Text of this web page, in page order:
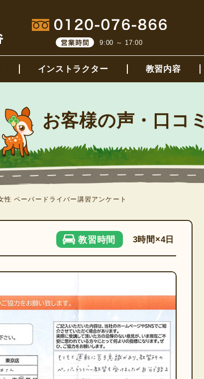
9:00 ～ 17:00
インストラクター 教習内容
お客様の声・口コミ
性 ペーパードライバー講習アンケート
教習時間 3時間×4日